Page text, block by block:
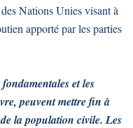
Nations Unies visant à
apporté par les parties
et les
peuvent mettre fin à
la population civile. Les